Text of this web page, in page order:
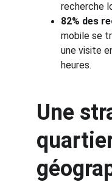
recherche
82% des
mobile se
une visite
heures.
Une